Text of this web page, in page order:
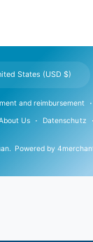
. Powered by
and reimbursement
Us Datenschutz
United States (USD $)